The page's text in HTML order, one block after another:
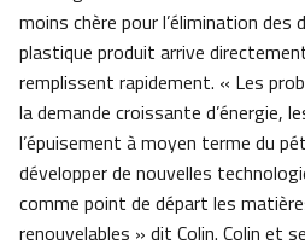
moins chère pour l’élimination des
plastique produit arrive
remplissent rapidement. « Les
la demande croissante d’énergie,
l’épuisement à moyen terme du
développer de nouvelles
comme point de départ les
renouvelables » dit Colin. Colin et